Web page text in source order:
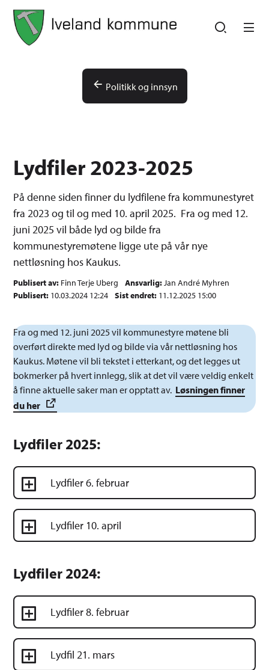
Iveland kommune
Politikk og innsyn
Lydfiler 2023-2025
På denne siden finner du lydfilene fra kommunestyret
fra 2023 og til og med 10. april 2025. Fra og med 12.
juni 2025 vil både lyd og bilde fra
kommunestyremøtene ligge ute på vår nye
nettløsning hos Kaukus.
Publisert av Finn Terje Uberg Ansvarlig Jan André Myhren
Publisert 10.03.2024 12:24 Sist endret 11.12.2025 15:00
Fra og med 12. juni 2025 vil kommunestyre møtene bli
overført direkte med lyd og bilde via vår nettløsning hos
Kaukus. Møtene vil bli tekstet i etterkant, og det legges ut
bokmerker på hvert innlegg, slik at det vil være veldig enkelt
å finne aktuelle saker man er opptatt av. Løsningen finner
du her
Lydfiler 2025:
Lydfiler 6. februar
Lydfiler 10. april
Lydfiler 2024:
Lydfiler 8. februar
Lydfil 21. mars